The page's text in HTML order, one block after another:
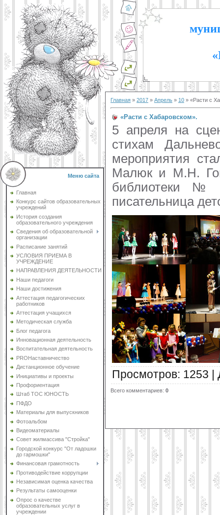
Меню сайта
Главная
Конкурс сайтов образовательных
учреждений
История создания
образовательного учреждения
Сведения об образовательной
организации
Расписание занятий
УСЛОВИЯ ПРИЕМА В
УЧРЕЖДЕНИЕ
НАПРАВЛЕНИЯ ДЕЯТЕЛЬНОСТИ
Наши педагоги
Наши достижения
Аттестация педагогических
работников
Аттестация учащихся
Методическая служба
Блог педагога
Инновационная деятельность
Воспитательная деятельность
PROНаставничество
Дистанционное обучение
Инициативы и проекты
Профориентация
Штаб ТОС ЮНОСТЬ
ПФДО
Материалы для выпускников
Фотоальбом
Видеоматериалы
Совет жилмассива "Стройка"
Городской конкурс "От ладошки
до гармошки"
Финансовая грамотность
Противодействие коррупции
Независимая оценка качества
Результаты самооценки
Опрос о качестве
образовательных услуг в
учреждении
Главная » 2017 » Апрель » 10 » «Расти с
«Расти с Хабаровском».
5 апреля на
стихам
мероприятия
Малюк и М.Н.
библиотеки №
писательница
Просмотров: 1253
Всего комментариев: 0